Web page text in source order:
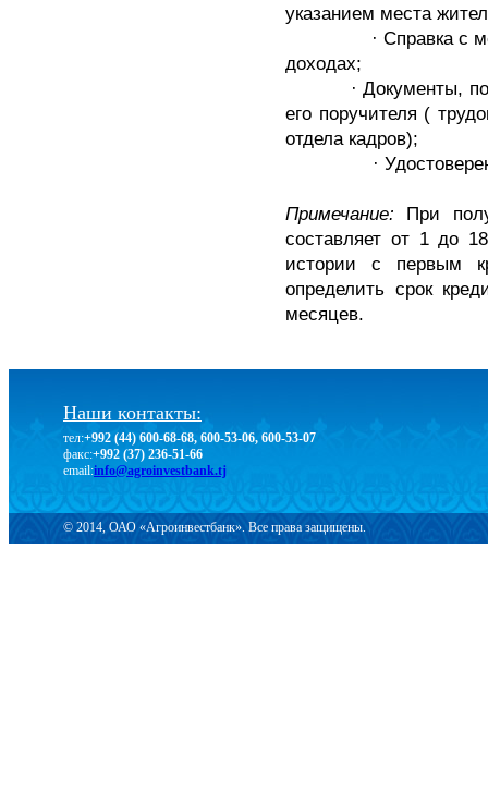
указанием места
· Справка с места
доходах;
· Документы,
его поручителя (
отдела кадров);
· Удостоверение
Примечание: При
составляет от 1 до
истории с первым
определить срок
месяцев.
Наши контакты:
тел:+992 (44) 600-68-68, 600-53-06, 600-53-07
факс:+992 (37) 236-51-66
email:info@agroinvestbank.tj
© 2014, ОАО «Агроинвестбанк». Все права защищены.